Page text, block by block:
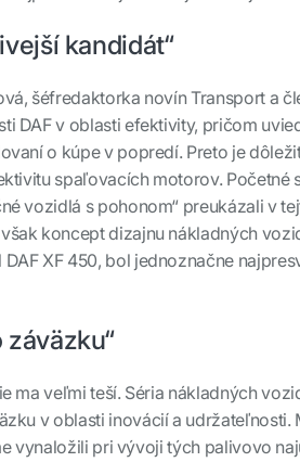
kandidát“
šéfredaktorka novínTransporta
DAF v oblasti efektivity, pričom
o kúpe v popredí. Preto je
spaľovacích motorov. Početné
vozidlá s pohonom“ preukázali v
koncept dizajnu nákladných
XF 450, bol jednoznačne
záväzku“
ma veľmi teší. Séria nákladných
v oblasti inovácií a udržateľnosti.
vynaložili pri vývoji tých palivovo